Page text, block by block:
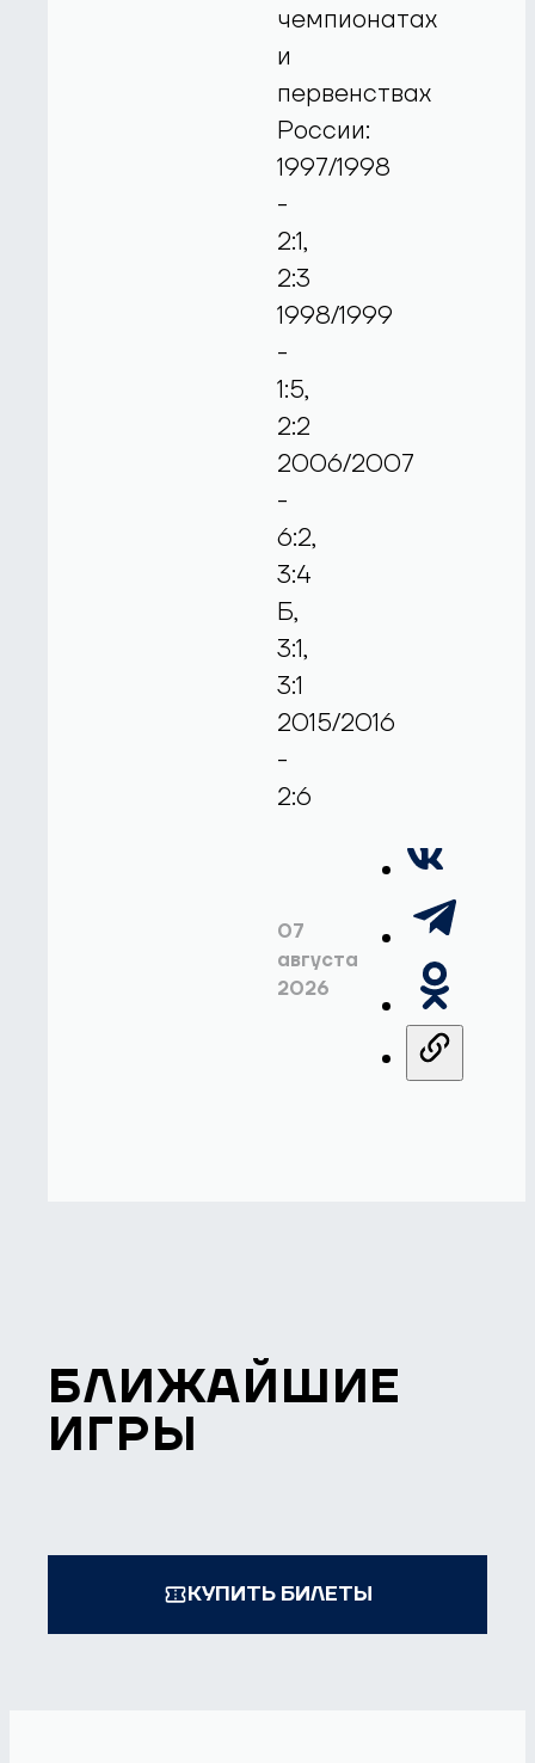
чемпионатах
и
первенствах
России:
1997/1998
-
2:1,
2:3
1998/1999
-
1:5,
2:2
2006/2007
-
6:2,
3:4
Б,
3:1,
3:1
2015/2016
-
2:6
07
августа
2026
БЛИЖАЙШИЕ
ИГРЫ
КУПИТЬ БИЛЕТЫ